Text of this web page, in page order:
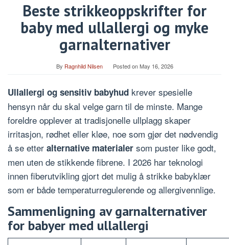
Beste strikkeoppskrifter for
baby med ullallergi og myke
garnalternativer
By Ragnhild Nilsen Posted onMay 16, 2026
Ullallergi og sensitiv babyhud krever spesielle
hensyn når du skal velge garn til de minste. Mange
foreldre opplever at tradisjonelle ullplagg skaper
irritasjon, rødhet eller kløe, noe som gjør det nødvendig
å se etter alternative materialer som puster like godt,
men uten de stikkende fibrene. I 2026 har teknologi
innen fiberutvikling gjort det mulig å strikke babyklær
som er både temperaturregulerende og allergivennlige.
Sammenligning av garnalternativer
for babyer med ullallergi